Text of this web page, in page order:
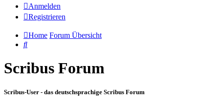
Anmelden
Registrieren
Home Forum Übersicht
Suche
Scribus Forum
Scribus-User - das deutschsprachige Scribus Forum